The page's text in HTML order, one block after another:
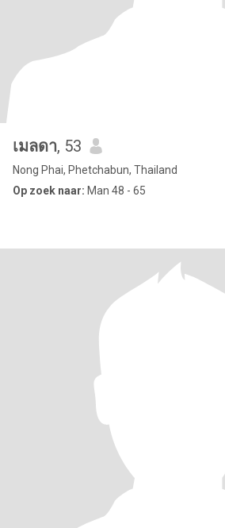
เมลดา, 53
Nong Phai, Phetchabun, Thailand
Op zoek naar: Man 48 - 65